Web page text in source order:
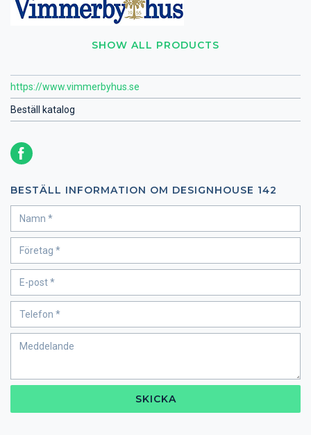
SHOW ALL PRODUCTS
https://www.vimmerbyhus.se
Beställ katalog
BESTÄLL INFORMATION OM DESIGNHOUSE 142
SKICKA